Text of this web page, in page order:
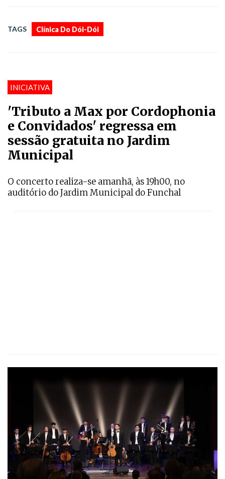
TAGS Clínica Do Dói-Dói
INICIATIVA
'Tributo a Max por Cordophonia
e Convidados' regressa em
sessão gratuita no Jardim
Municipal
O concerto realiza-se amanhã, às 19h00, no
auditório do Jardim Municipal do Funchal